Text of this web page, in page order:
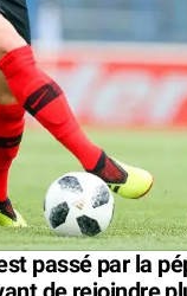
passé par la